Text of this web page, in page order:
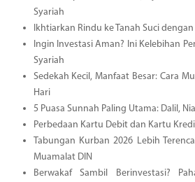
Syariah
Ikhtiarkan Rindu ke Tanah Suci
Ingin Investasi Aman? Ini Kelebihan
Syariah
Sedekah Kecil, Manfaat Besar: Cara
Hari
5 Puasa Sunnah Paling Utama: Dalil,
Perbedaan Kartu Debit dan Kartu
Tabungan Kurban 2026 Lebih
Muamalat DIN
Berwakaf Sambil Berinvestasi?